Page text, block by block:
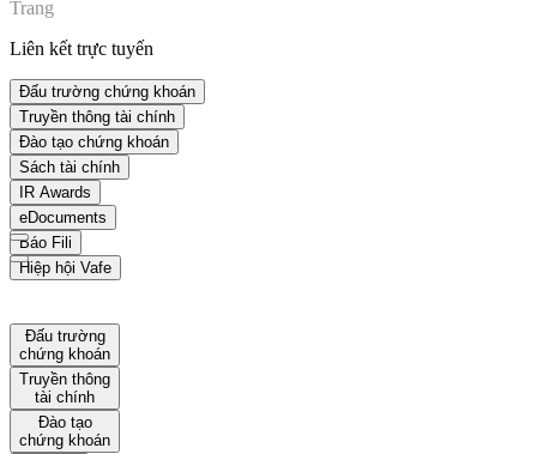
Trang
Liên kết trực tuyến
Đấu trường chứng khoán
Truyền thông tài chính
Đào tạo chứng khoán
Sách tài chính
IR Awards
eDocuments
Báo Fili
Hiệp hội Vafe
Đấu trường
chứng khoán
Truyền thông
tài chính
Đào tạo
chứng khoán